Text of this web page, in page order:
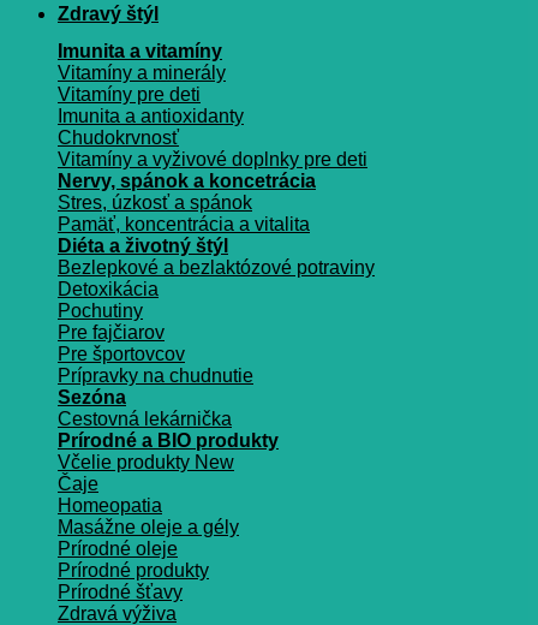
Zdravý štýl
Imunita a vitamíny
Vitamíny a minerály
Vitamíny pre deti
Imunita a antioxidanty
Chudokrvnosť
Vitamíny a vyživové doplnky pre deti
Nervy, spánok a koncetrácia
Stres, úzkosť a spánok
Pamäť, koncentrácia a vitalita
Diéta a životný štýl
Bezlepkové a bezlaktózové potraviny
Detoxikácia
Pochutiny
Pre fajčiarov
Pre športovcov
Prípravky na chudnutie
Sezóna
Cestovná lekárnička
Prírodné a BIO produkty
Včelie produkty
Čaje
Homeopatia
Masážne oleje a gély
Prírodné oleje
Prírodné produkty
Prírodné šťavy
Zdravá výživa